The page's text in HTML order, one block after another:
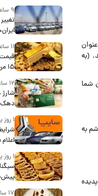
می‌کند. (به
شما
به
۹ ساعت پیش
۱۵ مرداد ۱۴۰۵ +جدول
۱۱ ساعت پیش
۱۵ مرداد ۱۴۰۵
۱۲ ساعت پیش
۱ روز پیش
۱ روز پیش
۱۷ ساعت پیش